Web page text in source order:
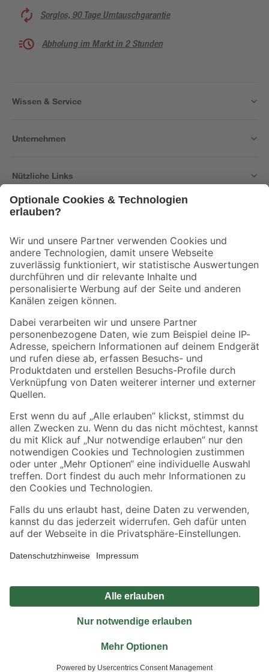
Sorglos, 90 Tage Umtauschgarantie
Abholung im Markt in 2 Stunden
Wissen & Service
Unternehmen
Nützliche Links
Der toom Newsletter: Keine Angebote und Aktionen mehr verpassen!
Zur Newsletter Anmeldung
Folge uns
Zahlungsarten Versandarten
Sicher einkaufen
Jetzt die toom-App herunterladen
Alle Preisangaben in EUR inkl. gesetzl. MwSt.. Die dargestellten Angebote sind unter
Umständen nicht in allen Märkten verfügbar. Die angegebenen Verfügbarkeiten beziehen
Produkte nur solange der Vorrat reicht.
*Paketversand ab 59 € versandkostenfrei, gilt nicht für Artikel mit Speditionsversand, hier
Privatsphäre Impressum
Nutzungsbedingungen
Widerrufsrecht
Vertrag widerrufen
© 2026 toom Baumarkt GmbH